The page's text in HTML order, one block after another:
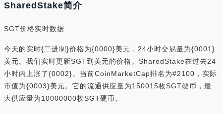
SharedStake简介
SGT价格实时数据
今天的实时{二进制}价格为{0000}美元，24小时交易量为{0001}
美元。我们实时更新SGT到美元的价格。SharedStake在过去24
小时内上涨了{0002}。当前CoinMarketCap排名为#2100，实际
市值为{0003}美元。它的流通供应量为150015枚SGT硬币，最
大供应量为10000000枚SGT硬币。